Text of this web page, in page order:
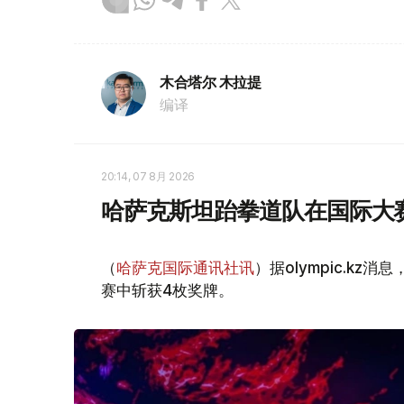
木合塔尔 木拉提
编译
20:14, 07 8月 2026
哈萨克斯坦跆拳道队在国际
（哈萨克国际通讯社讯）据olympic.kz消息
赛中斩获4枚奖牌。